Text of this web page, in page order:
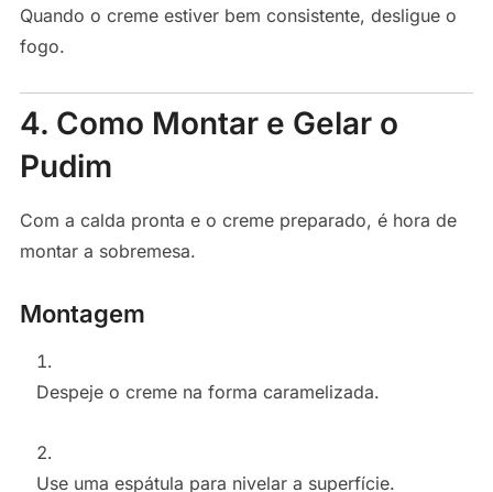
Quando o creme estiver bem consistente, desligue o
fogo.
4. Como Montar e Gelar o
Pudim
Com a calda pronta e o creme preparado, é hora de
montar a sobremesa.
Montagem
Despeje o creme na forma caramelizada.
Use uma espátula para nivelar a superfície.